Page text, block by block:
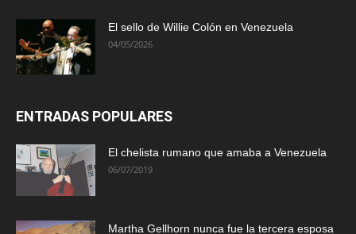
El sello de Willie Colón en Venezuela
04/05/2026
ENTRADAS POPULARES
El chelista rumano que amaba a Venezuela
06/07/2019
Martha Gellhorn nunca fue la tercera esposa